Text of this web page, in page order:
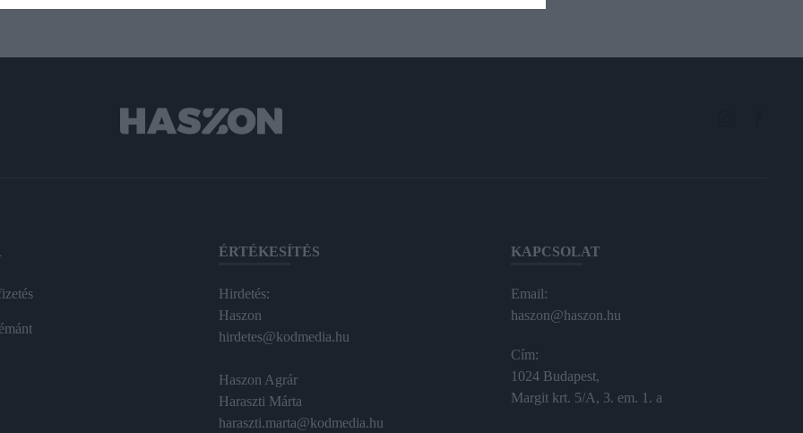
ÉRTÉKESÍTÉS
Hirdetés:
Haszon
hirdetes@kodmedia.hu
Haszon Agrár
Haraszti Márta
haraszti.marta@kodmedia.hu
KAPCSOLAT
Email:
haszon@haszon.hu
Cím:
1024 Budapest,
Margit krt. 5/A, 3. em. 1. a